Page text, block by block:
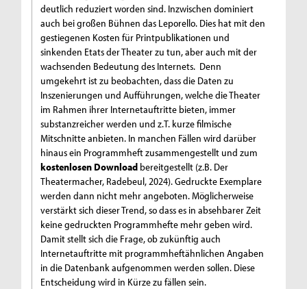
deutlich reduziert worden sind. Inzwischen dominiert
auch bei großen Bühnen das Leporello. Dies hat mit den
gestiegenen Kosten für Printpublikationen und
sinkenden Etats der Theater zu tun, aber auch mit der
wachsenden Bedeutung des Internets. Denn
umgekehrt ist zu beobachten, dass die Daten zu
Inszenierungen und Aufführungen, welche die Theater
im Rahmen ihrer Internetauftritte bieten, immer
substanzreicher werden und z.T. kurze filmische
Mitschnitte anbieten. In manchen Fällen wird darüber
hinaus ein Programmheft zusammengestellt und zum
kostenlosen Download bereitgestellt (z.B. Der
Theatermacher, Radebeul, 2024). Gedruckte Exemplare
werden dann nicht mehr angeboten. Möglicherweise
verstärkt sich dieser Trend, so dass es in absehbarer Zeit
keine gedruckten Programmhefte mehr geben wird.
Damit stellt sich die Frage, ob zukünftig auch
Internetauftritte mit programmheftähnlichen Angaben
in die Datenbank aufgenommen werden sollen. Diese
Entscheidung wird in Kürze zu fällen sein.